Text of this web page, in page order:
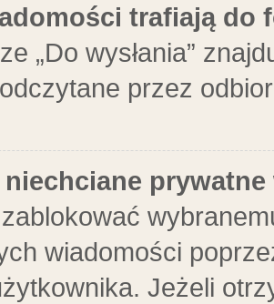
trafiają do
„Do wysłania”
przez
niechciane
wiadomości
Jeżeli